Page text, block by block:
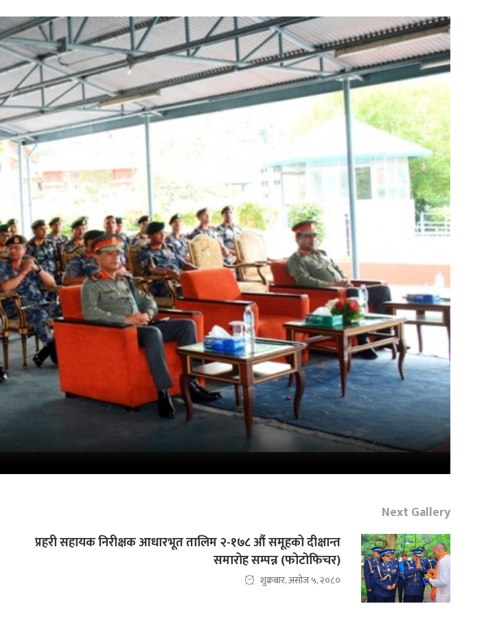
Next Gallery
प्रहरी सहायक निरीक्षक आधारभूत तालिम २-१७८ औं समूहको दीक्षान्त
समारोह सम्पन्न (फोटोफिचर)
शुक्रबार, असोज ५, २०८०